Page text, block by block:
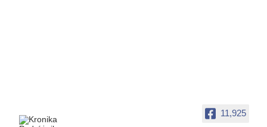
11,925